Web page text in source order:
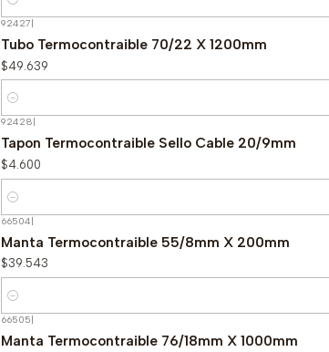
Cantidad
92427|
Tubo Termocontraible 70/22 X 1200mm
$49.639
Cantidad
92428
Tapon Termocontraible Sello Cable 20/9mm
$4.600
Cantidad
66504|
Manta Termocontraible 55/8mm X 200mm
$39.543
Cantidad
66505|
Manta Termocontraible 76/18mm X 1000mm